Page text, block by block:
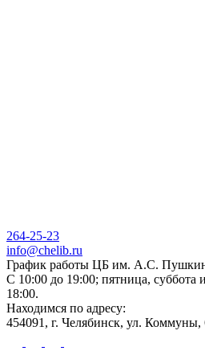
264-25-23
info@chelib.ru
График работы ЦБ им. А.С.
С 10:00 до 19:00; пятница, суббота
18:00.
Находимся по адресу:
454091, г. Челябинск, ул. Коммуны,